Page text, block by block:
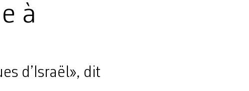
à
d’Israël», dit